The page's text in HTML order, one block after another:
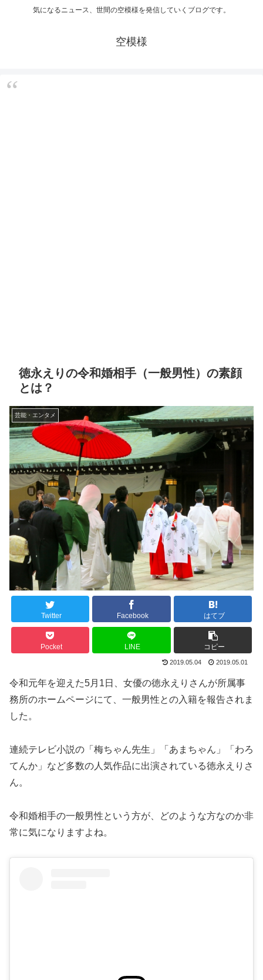
気になるニュース、世間の空模様を発信していくブログです。
空模様
徳永えりの令和婚相手（一般男性）の素顔
とは？
芸能・エンタメ
Twitter Facebook はてブ
Pocket LINE コピー
2019.05.04 2019.05.01
令和元年を迎えた5月1日、女優の徳永えりさんが所属事
務所のホームページにて、一般男性との入籍を報告されま
した。
連続テレビ小説の「梅ちゃん先生」「あまちゃん」「わろ
てんか」など多数の人気作品に出演されている徳永えりさ
ん。
令和婚相手の一般男性という方が、どのような方なのか非
常に気になりますよね。